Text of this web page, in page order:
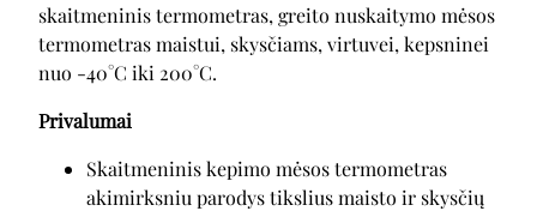
skaitmeninis termometras, greito nuskaitymo mėsos
termometras maistui, skysčiams, virtuvei, kepsninei
nuo -40°C iki 200°C.
Privalumai
Skaitmeninis kepimo mėsos termometras
akimirksniu parodys tikslius maisto ir skysčių